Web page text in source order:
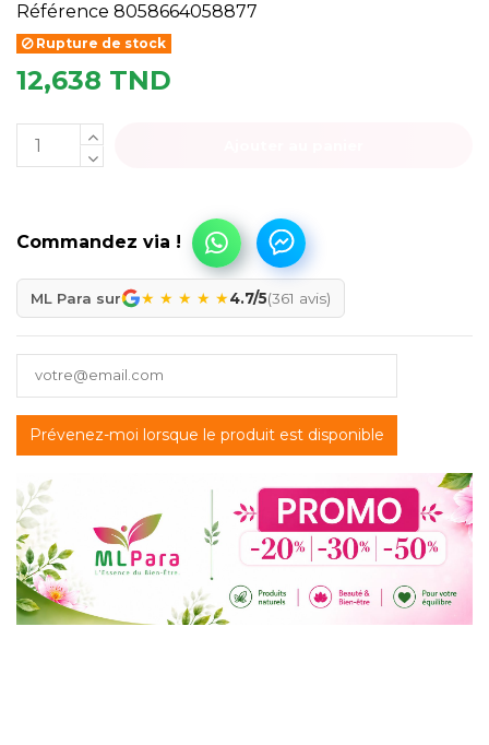
Référence 8058664058877
Rupture de stock
12,638 TND
ML Para sur ★ ★ ★ ★ ★4.7/5(361 avis)